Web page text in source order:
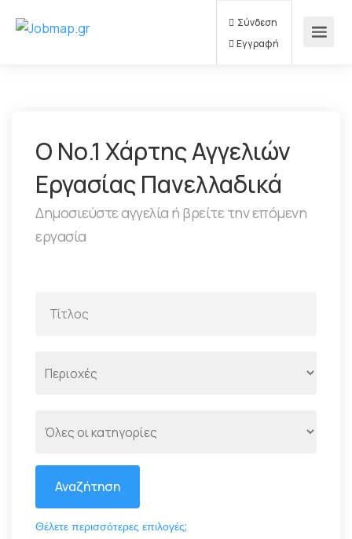
Σύνδεση
Εγγραφή
Ο Νο.1 Χάρτης Αγγελιών
Εργασίας Πανελλαδικά
Δημοσιεύστε αγγελία ή βρείτε την επόμενη
εργασία
Αναζήτηση
Θέλετε περισσότερες επιλογές;